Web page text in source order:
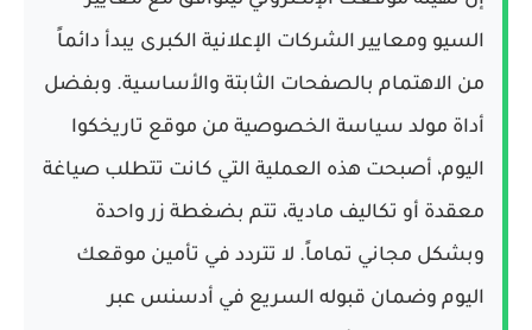
السيو ومعايير الشركات الإعلانية الكبرى يبدأ دائماً
من الاهتمام بالصفحات الثابتة والأساسية. وبفضل
أداة مولد سياسة الخصوصية من موقع تاريخكوا
اليوم، أصبحت هذه العملية التي كانت تتطلب صياغة
معقدة أو تكاليف مادية، تتم بضغطة زر واحدة
وبشكل مجاني تماماً. لا تتردد في تأمين موقعك
اليوم وضمان قبوله السريع في أدسنس عبر